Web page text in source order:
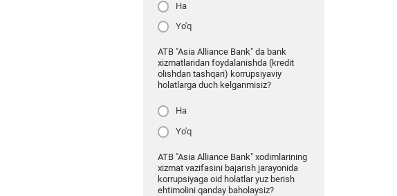
Ha
Yo'q
ATB "Asia Alliance Bank" da bank
xizmatlaridan foydalanishda (kredit
olishdan tashqari) korrupsiyaviy
holatlarga duch kelganmisiz?
Ha
Yo'q
ATB "Asia Alliance Bank" xodimlarining
xizmat vazifasini bajarish jarayonida
korrupsiyaga oid holatlar yuz berish
ehtimolini qanday baholaysiz?